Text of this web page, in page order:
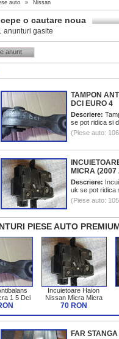
auto » Nissan
o cautare noua
anunturi gasite
anunt
TAMPON
DCI EURO 4
Descriere:
se pot ridica si
(Piese auto:
MICRA (2007
Descriere:
uk se pot ridica
(Piese auto:
PIESE AUTO
1 5 Dci
4
Incuietoare Haion
Nissan Micra Micra
(2007 2013)
70 RON
FAR